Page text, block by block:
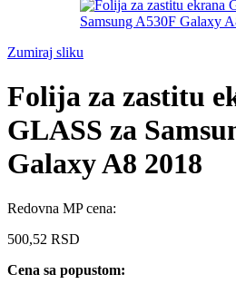
Zumiraj sliku
Folija za zastitu
GLASS za
Galaxy A8 2018
Redovna MP cena:
500,52 RSD
Cena sa popustom: